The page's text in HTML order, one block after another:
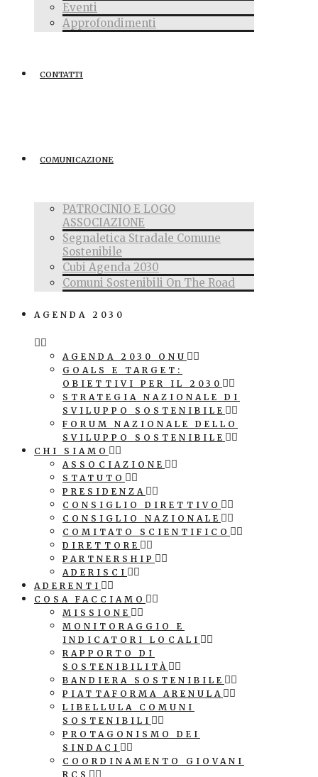
Eventi
Approfondimenti
CONTATTI
COMUNICAZIONE
PATROCINIO E LOGO
ASSOCIAZIONE
Segnaletica Stradale Comune
Sostenibile
Cubi Agenda 2030
Comuni Sostenibili On The Road
AGENDA 2030
AGENDA 2030 ONU
GOALS E TARGET:
OBIETTIVI PER IL 2030
STRATEGIA NAZIONALE DI
SVILUPPO SOSTENIBILE
FORUM NAZIONALE DELLO
SVILUPPO SOSTENIBILE
CHI SIAMO
ASSOCIAZIONE
STATUTO
PRESIDENZA
CONSIGLIO DIRETTIVO
CONSIGLIO NAZIONALE
COMITATO SCIENTIFICO
DIRETTORE
PARTNERSHIP
ADERISCI
ADERENTI
COSA FACCIAMO
MISSIONE
MONITORAGGIO E
INDICATORI LOCALI
RAPPORTO DI
SOSTENIBILITÀ
BANDIERA SOSTENIBILE
PIATTAFORMA ARENULA
LIBELLULA COMUNI
SOSTENIBILI
PROTAGONISMO DEI
SINDACI
COORDINAMENTO GIOVANI
RCS